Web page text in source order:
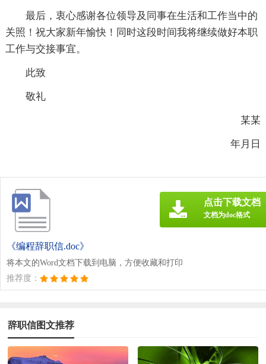
最后，衷心感谢各位领导及同事在生活和工作当中的
关照！祝大家新年愉快！同时这段时间我将继续做好本职
工作与交接事宜。
此致
敬礼
某某
年月日
《编程辞职信.doc》
将本文的Word文档下载到电脑，方便收藏和打印
推荐度：
点击下载文档
文档为doc格式
辞职信图文推荐